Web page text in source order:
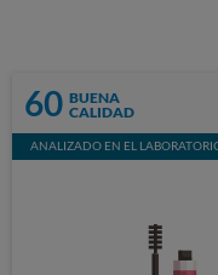
60 BUENA
CALIDAD
ANALIZADO EN EL